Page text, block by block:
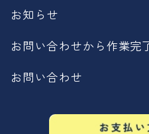
お知らせ
お問い合わせから作業完
お問い合わせ